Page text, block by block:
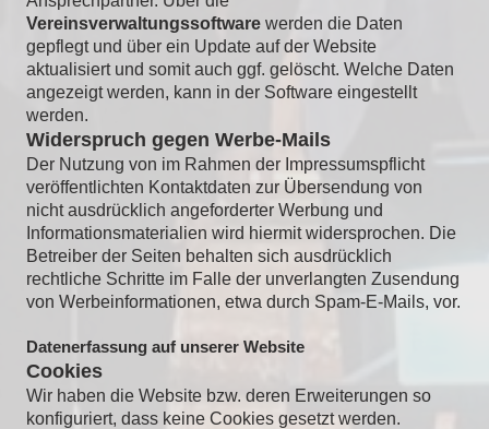
Vereinsverwaltungssoftware werden die Daten
gepflegt und über ein Update auf der Website
aktualisiert und somit auch ggf. gelöscht. Welche Daten
angezeigt werden, kann in der Software eingestellt
werden.
Widerspruch gegen Werbe-Mails
Der Nutzung von im Rahmen der Impressumspflicht
veröffentlichten Kontaktdaten zur Übersendung von
nicht ausdrücklich angeforderter Werbung und
Informationsmaterialien wird hiermit widersprochen. Die
Betreiber der Seiten behalten sich ausdrücklich
rechtliche Schritte im Falle der unverlangten Zusendung
von Werbeinformationen, etwa durch Spam-E-Mails, vor.
Datenerfassung auf unserer Website
Cookies
Wir haben die Website bzw. deren Erweiterungen so
konfiguriert, dass keine Cookies gesetzt werden.